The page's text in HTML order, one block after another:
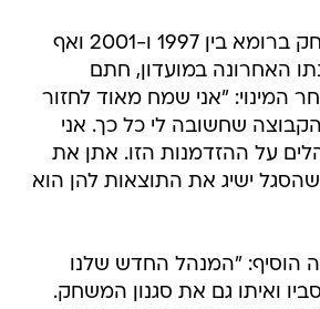
די פרנצ'סקו, ששיחק ברומא בין 1997 ו-2001 ואף
האחרונה במועדון, חתם
המינוי: "אני שמח מאוד לחזור
שחשובה לי כל כך. אני
על ההזדמנות הזו. אתן את
שהסגל ישיג את התוצאות להן הוא
הוסיף: "המנהל החדש שלנו
ואיתו גם את סגנון המשחק.